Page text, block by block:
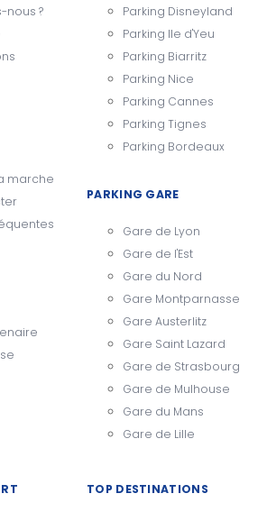
nous ?
marche
Parking Disneyland
Parking Ile d'Yeu
Parking Biarritz
Parking Nice
Parking Cannes
Parking Tignes
Parking Bordeaux
PARKING GARE
Gare de Lyon
Gare de l'Est
Gare du Nord
Gare Montparnasse
Gare Austerlitz
Gare Saint Lazard
Gare de Strasbourg
Gare de Mulhouse
Gare du Mans
Gare de Lille
TOP DESTINATIONS